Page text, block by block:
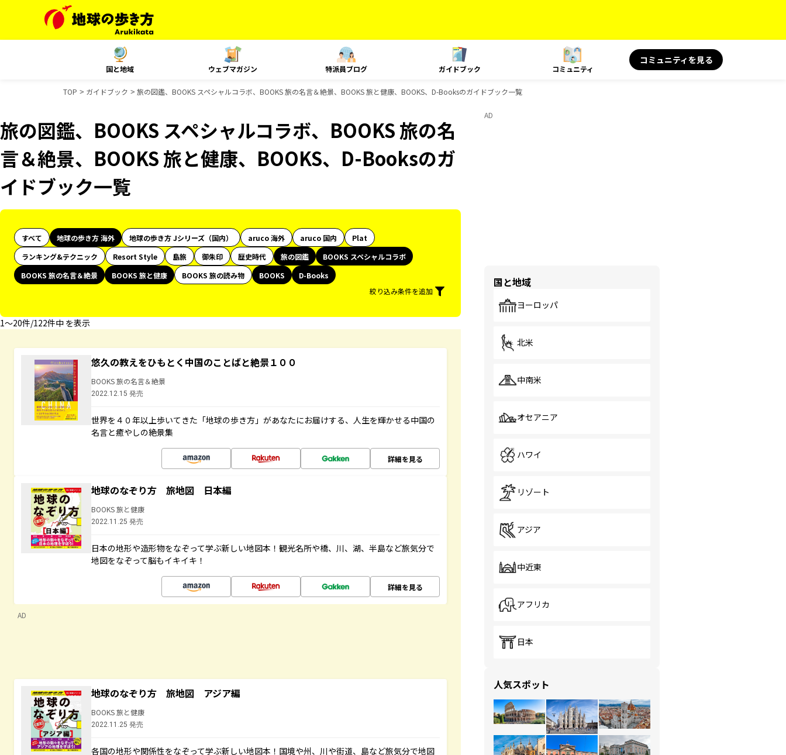
国と地域 ウェブマガジン 特派員ブログ ガイドブック コミュニティ
コミュニティを見る
TOP ガイドブック 旅の図鑑、BOOKS スペシャルコラボ、BOOKS 旅の名言＆絶景、BOOKS 旅と健康、BOOKS、D-Booksのガイドブック一覧
旅の図鑑、BOOKS スペシャルコラボ、BOOKS 旅の名
言＆絶景、BOOKS 旅と健康、BOOKS、D-Booksのガ
イドブック一覧
すべて 地球の歩き方 海外 地球の歩き方 Jシリーズ（国内） aruco 海外 aruco 国内
Plat
ランキング&テクニック
Resort Style 島旅 御朱印 歴史時代 旅の図鑑
BOOKS スペシャルコラボ
BOOKS 旅の名言＆絶景
BOOKS 旅と健康 BOOKS 旅の読み物 BOOKS
D-Books
絞り込み条件を追加
1〜20件/122件中 を表示
悠久の教えをひもとく中国のことばと絶景１００
BOOKS 旅の名言＆絶景
2022.12.15 発売
世界を４０年以上歩いてきた「地球の歩き方」があなたにお届けする、人生を輝かせる中国の
名言と癒やしの絶景集
詳細を見る
地球のなぞり方 旅地図 日本編
BOOKS 旅と健康
2022.11.25 発売
日本の地形や造形物をなぞって学ぶ新しい地図本！観光名所や橋、川、湖、半島など旅気分で
地図をなぞって脳もイキイキ！
詳細を見る
AD
地球のなぞり方 旅地図 アジア編
BOOKS 旅と健康
2022.11.25 発売
各国の地形や関係性をなぞって学ぶ新しい地図本！国境や州、川や街道、島など旅気分で地図
AD
国と地域
ヨーロッパ
北米
中南米
オセアニア
ハワイ
リゾート
アジア
中近東
アフリカ
日本
人気スポット